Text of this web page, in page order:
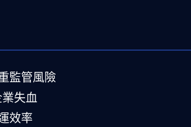
監管風險
失血
效率